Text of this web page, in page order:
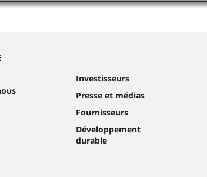
Investisseurs
Presse et médias
Fournisseurs
Développement
durable